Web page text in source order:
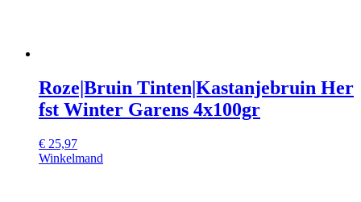
Roze|Bruin Tinten|Kastanjebruin Her
fst Winter Garens 4x100gr
€ 25,97
Winkelmand